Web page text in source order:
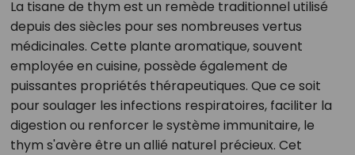
La tisane de thym est un remède traditionnel utilisé
depuis des siècles pour ses nombreuses vertus
médicinales. Cette plante aromatique, souvent
employée en cuisine, possède également de
puissantes propriétés thérapeutiques. Que ce soit
pour soulager les infections respiratoires, faciliter la
digestion ou renforcer le système immunitaire, le
thym s'avère être un allié naturel précieux. Cet